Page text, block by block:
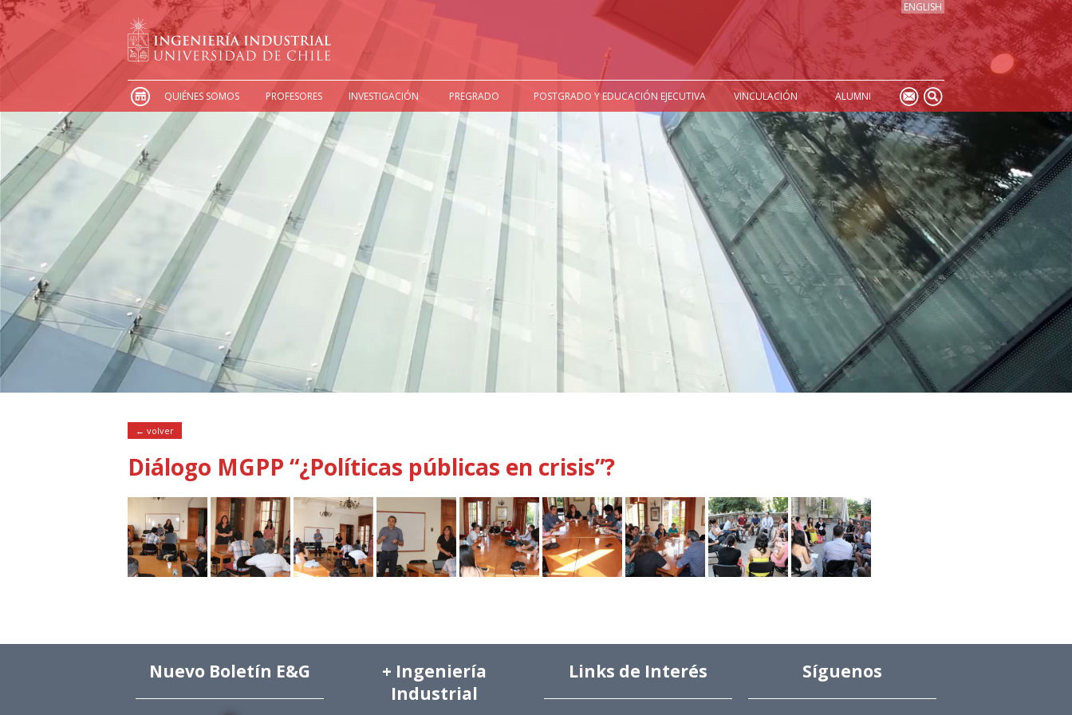
ENGLISH
QUIÉNES SOMOS PROFESORES INVESTIGACIÓN PREGRADO POSTGRADO Y EDUCACIÓN EJECUTIVA VINCULACIÓN ALUMNI
← volver
Diálogo MGPP “¿Políticas públicas en crisis”?
Nuevo Boletín E&G
+ Ingeniería
Industrial
Links de Interés Síguenos